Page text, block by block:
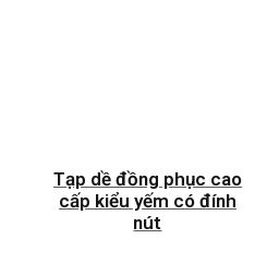
Tạp dề đồng phục cao
cấp kiểu yếm có đính
nút